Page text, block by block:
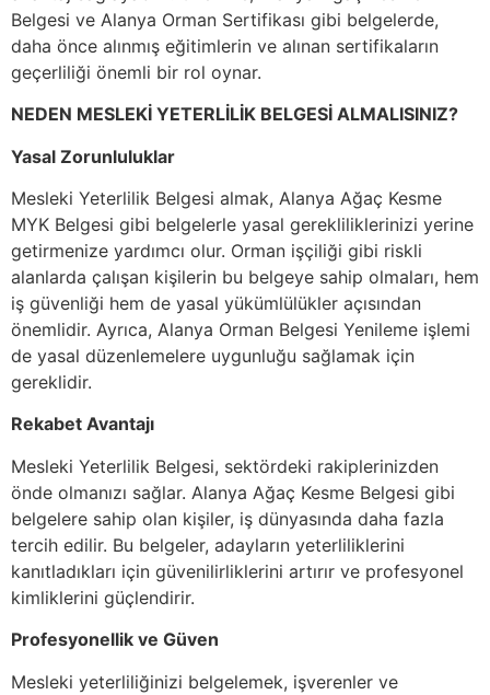
Belgesi ve Alanya Orman Sertifikası gibi belgelerde,
daha önce alınmış eğitimlerin ve alınan sertifikaların
geçerliliği önemli bir rol oynar.
NEDEN MESLEKİ YETERLİLİK BELGESİ ALMALISINIZ?
Yasal Zorunluluklar
Mesleki Yeterlilik Belgesi almak, Alanya Ağaç Kesme
MYK Belgesi gibi belgelerle yasal gerekliliklerinizi yerine
getirmenize yardımcı olur. Orman işçiliği gibi riskli
alanlarda çalışan kişilerin bu belgeye sahip olmaları, hem
iş güvenliği hem de yasal yükümlülükler açısından
önemlidir. Ayrıca, Alanya Orman Belgesi Yenileme işlemi
de yasal düzenlemelere uygunluğu sağlamak için
gereklidir.
Rekabet Avantajı
Mesleki Yeterlilik Belgesi, sektördeki rakiplerinizden
önde olmanızı sağlar. Alanya Ağaç Kesme Belgesi gibi
belgelere sahip olan kişiler, iş dünyasında daha fazla
tercih edilir. Bu belgeler, adayların yeterliliklerini
kanıtladıkları için güvenilirliklerini artırır ve profesyonel
kimliklerini güçlendirir.
Profesyonellik ve Güven
Mesleki yeterliliğinizi belgelemek, işverenler ve